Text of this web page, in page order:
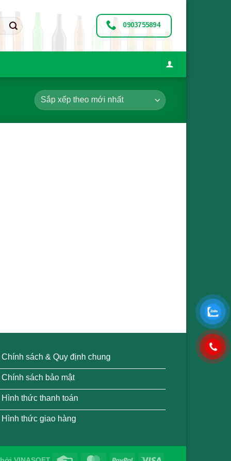
0903755894
Chính sách & Quy định chung
Chính sách bảo mật
Hình thức thanh toán
Hình thức giao hàng